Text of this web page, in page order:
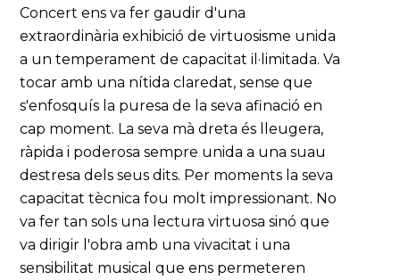
Concert ens va fer gaudir d'una
extraordinària exhibició de virtuosisme unida
a un temperament de capacitat il·limitada. Va
tocar amb una nítida claredat, sense que
s'enfosquís la puresa de la seva afinació en
cap moment. La seva mà dreta és lleugera,
ràpida i poderosa sempre unida a una suau
destresa dels seus dits. Per moments la seva
capacitat tècnica fou molt impressionant. No
va fer tan sols una lectura virtuosa sinó que
va dirigir l'obra amb una vivacitat i una
sensibilitat musical que ens permeteren